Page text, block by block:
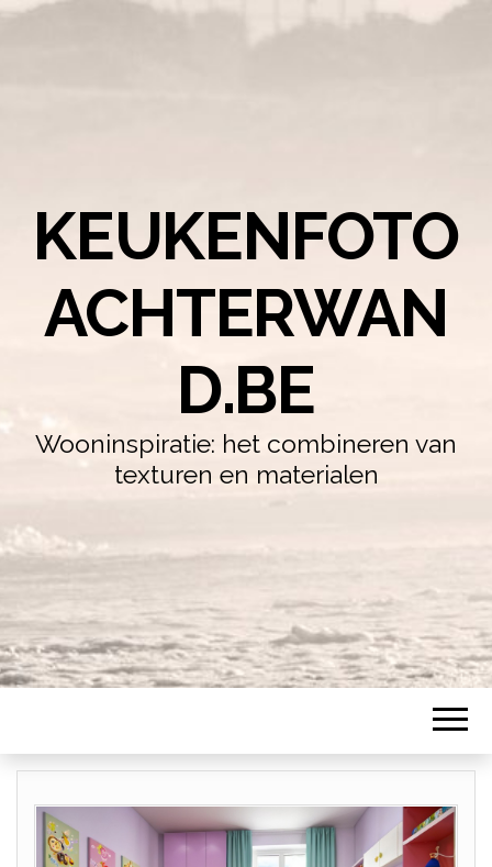
KEUKENFOTO
ACHTERWAN
D.BE
Wooninspiratie: het combineren van
texturen en materialen